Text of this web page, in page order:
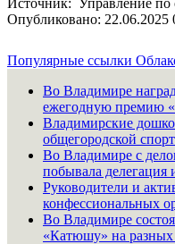
Опубликовано: 22.06.2025
Популярные ссылки
Во Владимире
ежегодную премию
Владимирские
общегородской
Во Владимире с
побывала делегация
Руководители и
конфессиональных
Во Владимире
«Катюшу» на разных